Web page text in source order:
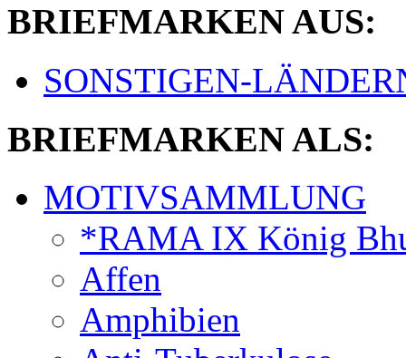
BRIEFMARKEN AUS:
SONSTIGEN-
BRIEFMARKEN ALS:
MOTIVSAMMLUNG
*RAMA IX König
Affen
Amphibien